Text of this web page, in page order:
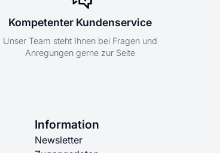
Kompetenter Kundenservice
Unser Team steht Ihnen bei Fragen und
Anregungen gerne zur Seite
Information
Newsletter